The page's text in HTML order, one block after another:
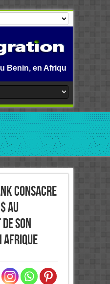
et dans le monde.
consacre
au
son
Afrique